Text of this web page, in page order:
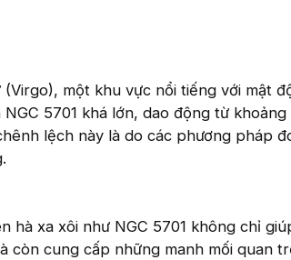
một khu vực nổi tiếng với mật
5701 khá lớn, dao động từ
lệch này là do các phương pháp
hà xa xôi như NGC 5701 không chỉ
còn cung cấp những manh mối quan